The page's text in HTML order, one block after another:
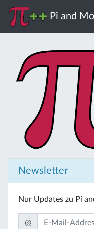
Pi and
Newsletter
Nur Updates zu Pi
@